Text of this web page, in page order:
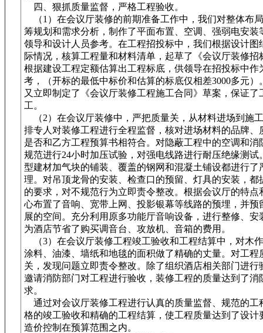
四、狠抓质量监督，严格工程验收。
（1）在会议厅装修的前期准备工作中，我们对整体布
筹规划和需求分析，制作了平面布置、空调、强弱电安装
领导和设计人员参考。在工程招投标中，我们根据设计图
际情况，核算工程量和材料清单，起草了《会议厅装修招
根据建设工程定额估算出工程标底，供领导在招投标中作
考，（开标的最低中标价和估算的标底仅相差3000多元）
又立即制定了《会议厅装修工程施工合同》草案，保证了
工。
（2）在会议厅装修中，严把质量关，从材料进场到施
排专人对装修工程进行全程监督，核对进场材料的品牌、
是否和乙方工程预算书相符合。对隐蔽工程中的空调和消
规范进行24小时加压试验，对强电线路进行耐压绝缘测试
型建材加气块的铺装、覆盖的钢网和混凝土铺设都进行了
理。对吊顶龙骨的安装、检查口的预留、灯具的安装，都
的要求，对不规范行为立即责令整改。根据会议厅的特点
心布置了音响、宽带上网、投影银幕等线路的预埋，并预
展的空间。充分利用原多功能厅音响设备，进行整修、安
为酒店节省了购买调音台、攻放机、音箱的费用。
（3）在会议厅装修工程竣工验收和工程结算中，对木
涂料、油漆、墙纸和地毯的面积做了精确的丈量。对工程
关，发现问题立即责令整改。除了组织酒店相关部门进行
邀请消防部门对工程进行验收，装修工程的质量达到了消
求。
通过对会议厅装修工程进行认真的质量监督、规范的工
格的竣工验收和精确的工程结算，使工程质量达到了设计
造价控制在预算范围之内。